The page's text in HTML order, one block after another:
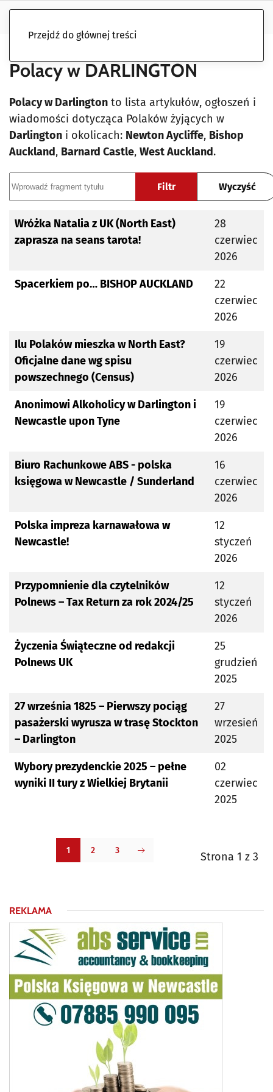
Przejdź do głównej treści
Polacy w DARLINGTON
Polacy w Darlington to lista artykułów, ogłoszeń i
wiadomości dotycząca Polaków żyjących w
Darlington i okolicach: Newton Aycliffe, Bishop
Auckland, Barnard Castle, West Auckland.
Filtr Wyczyść
Tytuł Data publikacji
Wróżka Natalia z UK (North East)
zaprasza na seans tarota!
28
czerwiec
2026
Spacerkiem po… BISHOP AUCKLAND
22
czerwiec
2026
Ilu Polaków mieszka w North East?
Oficjalne dane wg spisu
powszechnego (Census)
19
czerwiec
2026
Anonimowi Alkoholicy w Darlington i
Newcastle upon Tyne
19
czerwiec
2026
Biuro Rachunkowe ABS - polska
księgowa w Newcastle / Sunderland
16
czerwiec
2026
Polska impreza karnawałowa w
Newcastle!
12
styczeń
2026
Przypomnienie dla czytelników
Polnews – Tax Return za rok 2024/25
12
styczeń
2026
Życzenia Świąteczne od redakcji
Polnews UK
25
grudzień
2025
27 września 1825 – Pierwszy pociąg
pasażerski wyrusza w trasę Stockton
– Darlington
27
wrzesień
2025
Wybory prezydenckie 2025 – pełne
wyniki II tury z Wielkiej Brytanii
02
czerwiec
2025
Strona 1 z 3
1 2 3
REKLAMA